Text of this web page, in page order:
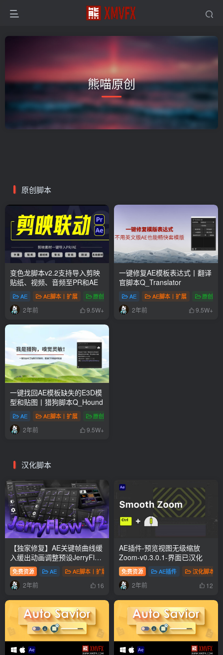
熊喵原创
原创脚本
变色龙脚本v2.2支持导入剪映
贴纸、视频、音频至PR和AE
AE AE脚本丨扩展 原创脚本 # AE # 字幕 # 扩展
2年前 9.5W+
一键修复AE模板表达式丨翻译
官脚本Q_Translator
AE AE脚本丨扩展 原创脚
2年前 9.5W+
一键找回AE模板缺失的E3D模
型和贴图丨猎狗脚本Q_Hound
AE AE脚本丨扩展 原创脚本
2年前 9.5W+
汉化脚本
【独家修复】AE关键帧曲线缓
入缓出动画调整预设JerryFlow
V2.0.1
免费资源 AE AE脚本丨扩展 汉化脚本 # AE扩展 # AE脚本
2年前 16
AE插件-预览视图无级缩放
Zoom-v0.3.0.1-界面已汉化
免费资源 AE插件 汉化脚本
2年前 12